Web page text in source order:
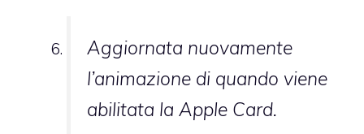
Aggiornata nuovamente
l’animazione di quando viene
abilitata la Apple Card.